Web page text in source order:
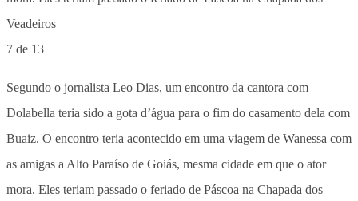
7 de 13
Segundo o jornalista Leo Dias, um encontro da cantora com
Dolabella teria sido a gota d’água para o fim do casamento dela com
Buaiz. O encontro teria acontecido em uma viagem de Wanessa com
as amigas a Alto Paraíso de Goiás, mesma cidade em que o ator
mora. Eles teriam passado o feriado de Páscoa na Chapada dos